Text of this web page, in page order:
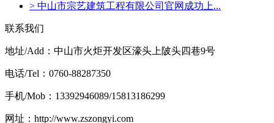
> 中山市宗艺建筑工程有限公司官网成功上...
联系我们
地址/Add：中山市火炬开发区濠头上陂头四巷9号
电话/Tel：0760-88287350
手机/Mob：13392946089/15813186299
网址：http://www.zszongyi.com